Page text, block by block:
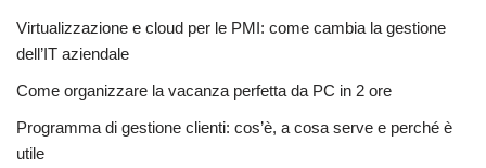
Virtualizzazione e cloud per le PMI: come cambia la gestione
dell’IT aziendale
Come organizzare la vacanza perfetta da PC in 2 ore
Programma di gestione clienti: cos’è, a cosa serve e perché è
utile